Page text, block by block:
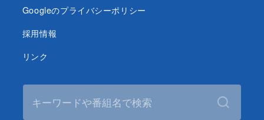
Googleのプライバシーポリシー
採用情報
リンク